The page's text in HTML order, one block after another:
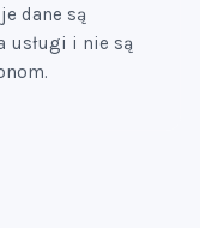
dane są
usługi i nie są